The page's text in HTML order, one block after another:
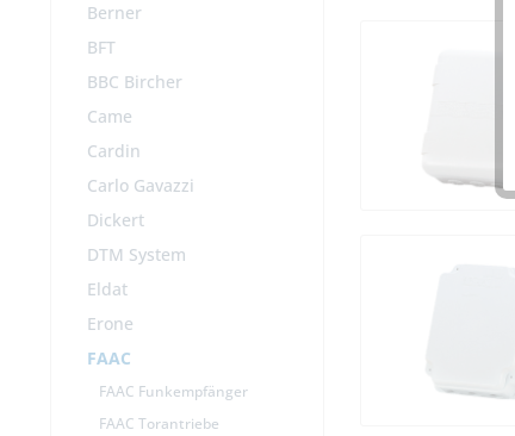
Berner
BFT
BBC Bircher
Came
Cardin
Carlo Gavazzi
Dickert
DTM System
Eldat
Erone
FAAC
FAAC Funkempfänger
FAAC Torantriebe